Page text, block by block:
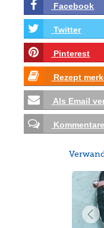
Facebook
Twitter
Pinterest
Rezept
Als Email
Kommentare